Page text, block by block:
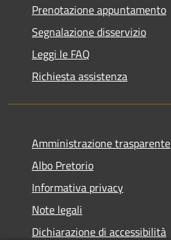
Prenotazione appuntamento
Segnalazione disservizio
Leggi le FAQ
Richiesta assistenza
Amministrazione trasparente
Albo Pretorio
Informativa privacy
Note legali
Dichiarazione di accessibilità